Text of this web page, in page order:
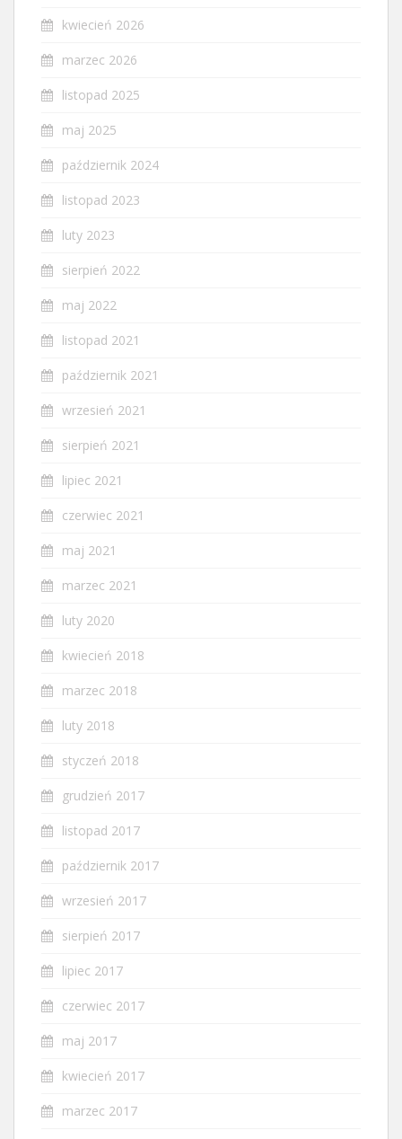
kwiecień 2026
marzec 2026
listopad 2025
maj 2025
październik 2024
listopad 2023
luty 2023
sierpień 2022
maj 2022
listopad 2021
październik 2021
wrzesień 2021
sierpień 2021
lipiec 2021
czerwiec 2021
maj 2021
marzec 2021
luty 2020
kwiecień 2018
marzec 2018
luty 2018
styczeń 2018
grudzień 2017
listopad 2017
październik 2017
wrzesień 2017
sierpień 2017
lipiec 2017
czerwiec 2017
maj 2017
kwiecień 2017
marzec 2017